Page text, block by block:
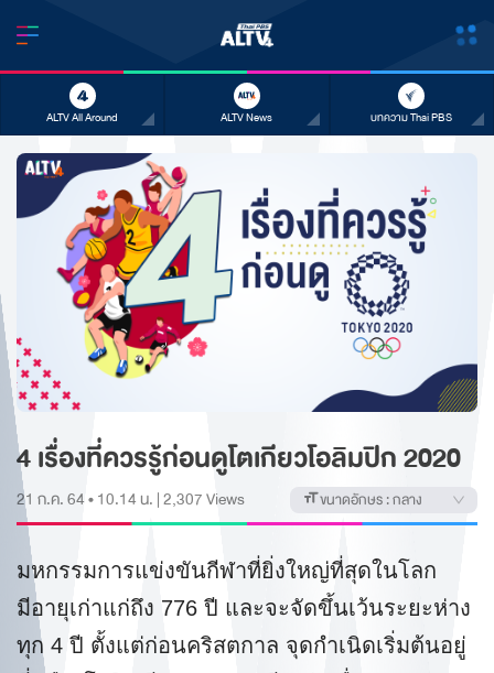
ALTV All Around ALTV News บทความ Thai PBS
4 เรื่องที่ควรรู้ก่อนดูโตเกียวโอลิมปิก 2020
21 ก.ค. 64 • 10.14 น. |2,307Views ขนาดอักษร :กลาง
มหกรรมการแข่งขันกีฬาที่ยิ่งใหญ่ที่สุดในโลก
มีอายุเก่าแก่ถึง 776 ปี และจะจัดขึ้นเว้นระยะห่าง
ทุก 4 ปี ตั้งแต่ก่อนคริสตกาล จุดกำเนิดเริ่มต้นอยู่